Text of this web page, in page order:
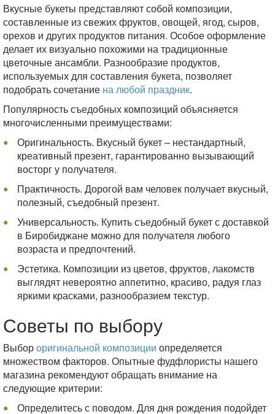
Вкусные букеты представляют собой композиции,
составленные из свежих фруктов, овощей, ягод, сыров,
орехов и других продуктов питания. Особое оформление
делает их визуально похожими на традиционные
цветочные ансамбли. Разнообразие продуктов,
используемых для составления букета, позволяет
подобрать сочетание на любой праздник.
Популярность съедобных композиций объясняется
многочисленными преимуществами:
Оригинальность. Вкусный букет – нестандартный,
креативный презент, гарантированно вызывающий
восторг у получателя.
Практичность. Дорогой вам человек получает вкусный,
полезный, съедобный презент.
Универсальность. Купить съедобный букет с доставкой
в Биробиджане можно для получателя любого
возраста и предпочтений.
Эстетика. Композиции из цветов, фруктов, лакомств
выглядят невероятно аппетитно, красиво, радуя глаз
яркими красками, разнообразием текстур.
Советы по выбору
Выбороригинальной композиции определяется
множеством факторов. Опытные фудфлористы нашего
магазина рекомендуют обращать внимание на
следующие критерии:
Определитесь с поводом. Для дня рождения подойдет